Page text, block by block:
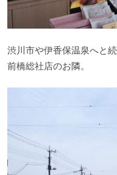
渋川市や伊香保温泉へと
前橋総社店のお隣。